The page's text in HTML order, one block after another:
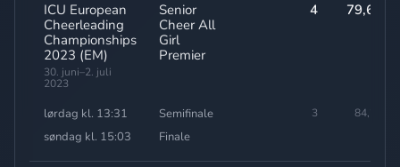
ICU European
Cheerleading
Championships
2023 (EM)
30. juni–2. juli
2023
Senior
Cheer All
Girl
Premier
4 79,60
lørdag kl. 13:31 Semifinale 3 84,20
søndag kl. 15:03 Finale